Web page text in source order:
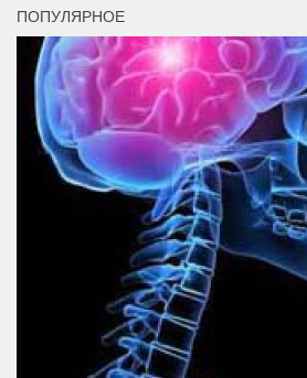
ПОПУЛЯРНОЕ